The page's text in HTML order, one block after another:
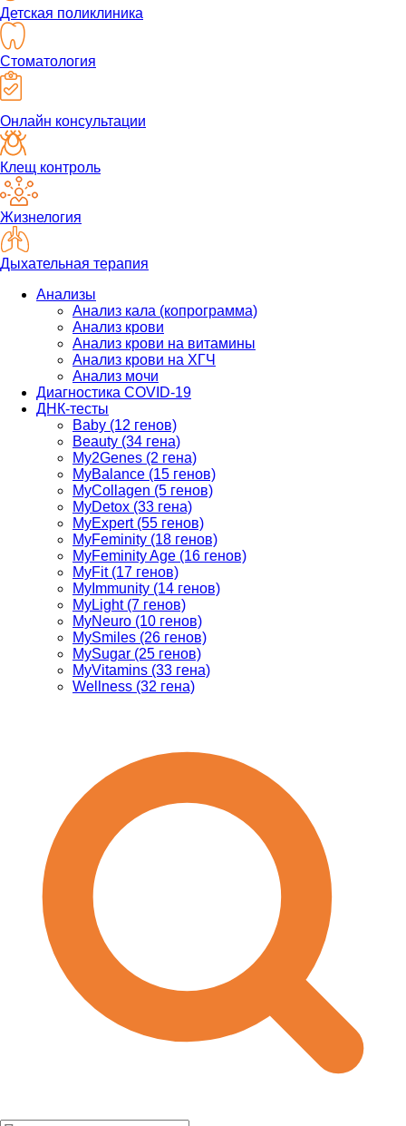
Детская поликлиника
Стоматология
Онлайн консультации
Клещ контроль
Жизнелогия
Дыхательная терапия
Анализы
Анализ кала (копрограмма)
Анализ крови
Анализ крови на витамины
Анализ крови на ХГЧ
Анализ мочи
Диагностика COVID-19
ДНК-тесты
Baby (12 генов)
Beauty (34 гена)
My2Genes (2 гена)
MyBalance (15 генов)
MyCollagen (5 генов)
MyDetox (33 гена)
MyExpert (55 генов)
MyFeminity (18 генов)
MyFeminity Age (16 генов)
MyFit (17 генов)
MyImmunity (14 генов)
MyLight (7 генов)
MyNeuro (10 генов)
MySmiles (26 генов)
MySugar (25 генов)
MyVitamins (33 гена)
Wellness (32 гена)